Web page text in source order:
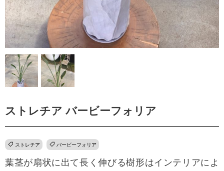
ストレチア バービーフォリア
ストレチア バービーフォリア
葉茎が扇状に出て長く伸びる樹形はインテリアによ